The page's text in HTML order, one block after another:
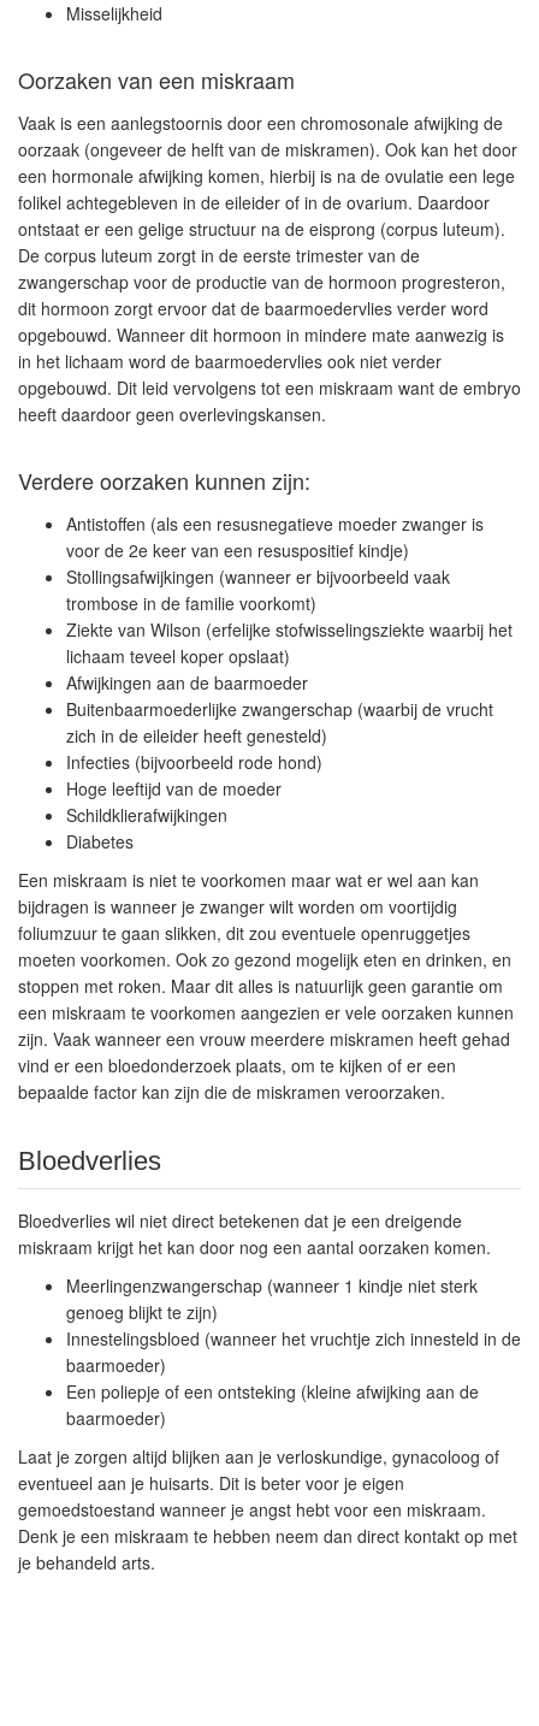
Misselijkheid
Oorzaken van een miskraam
Vaak is een aanlegstoornis door een chromosonale afwijking de
oorzaak (ongeveer de helft van de miskramen). Ook kan het door
een hormonale afwijking komen, hierbij is na de ovulatie een lege
folikel achtegebleven in de eileider of in de ovarium. Daardoor
ontstaat er een gelige structuur na de eisprong (corpus luteum).
De corpus luteum zorgt in de eerste trimester van de
zwangerschap voor de productie van de hormoon progresteron,
dit hormoon zorgt ervoor dat de baarmoedervlies verder word
opgebouwd. Wanneer dit hormoon in mindere mate aanwezig is
in het lichaam word de baarmoedervlies ook niet verder
opgebouwd. Dit leid vervolgens tot een miskraam want de embryo
heeft daardoor geen overlevingskansen.
Verdere oorzaken kunnen zijn:
Antistoffen (als een resusnegatieve moeder zwanger is
voor de 2e keer van een resuspositief kindje)
Stollingsafwijkingen (wanneer er bijvoorbeeld vaak
trombose in de familie voorkomt)
Ziekte van Wilson (erfelijke stofwisselingsziekte waarbij het
lichaam teveel koper opslaat)
Afwijkingen aan de baarmoeder
Buitenbaarmoederlijke zwangerschap (waarbij de vrucht
zich in de eileider heeft genesteld)
Infecties (bijvoorbeeld rode hond)
Hoge leeftijd van de moeder
Schildklierafwijkingen
Diabetes
Een miskraam is niet te voorkomen maar wat er wel aan kan
bijdragen is wanneer je zwanger wilt worden om voortijdig
foliumzuur te gaan slikken, dit zou eventuele openruggetjes
moeten voorkomen. Ook zo gezond mogelijk eten en drinken, en
stoppen met roken. Maar dit alles is natuurlijk geen garantie om
een miskraam te voorkomen aangezien er vele oorzaken kunnen
zijn. Vaak wanneer een vrouw meerdere miskramen heeft gehad
vind er een bloedonderzoek plaats, om te kijken of er een
bepaalde factor kan zijn die de miskramen veroorzaken.
Bloedverlies
Bloedverlies wil niet direct betekenen dat je een dreigende
miskraam krijgt het kan door nog een aantal oorzaken komen.
Meerlingenzwangerschap (wanneer 1 kindje niet sterk
genoeg blijkt te zijn)
Innestelingsbloed (wanneer het vruchtje zich innesteld in de
baarmoeder)
Een poliepje of een ontsteking (kleine afwijking aan de
baarmoeder)
Laat je zorgen altijd blijken aan je verloskundige, gynacoloog of
eventueel aan je huisarts. Dit is beter voor je eigen
gemoedstoestand wanneer je angst hebt voor een miskraam.
Denk je een miskraam te hebben neem dan direct kontakt op met
je behandeld arts.